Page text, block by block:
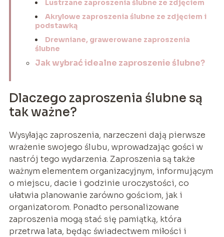
Lustrzane zaproszenia ślubne ze zdjęciem
Akrylowe zaproszenia ślubne ze zdjęciem i
podstawką
Drewniane, grawerowane zaproszenia
ślubne
Jak wybrać idealne zaproszenie ślubne?
Dlaczego zaproszenia ślubne są
tak ważne?
Wysyłając zaproszenia, narzeczeni dają pierwsze
wrażenie swojego ślubu, wprowadzając gości w
nastrój tego wydarzenia. Zaproszenia są także
ważnym elementem organizacyjnym, informującym
o miejscu, dacie i godzinie uroczystości, co
ułatwia planowanie zarówno gościom, jak i
organizatorom. Ponadto personalizowane
zaproszenia mogą stać się pamiątką, która
przetrwa lata, będąc świadectwem miłości i